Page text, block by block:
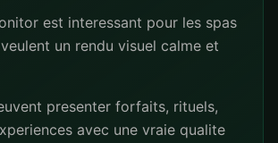
est interessant pour les spas
un rendu visuel calme et
presenter forfaits, rituels,
avec une vraie qualite